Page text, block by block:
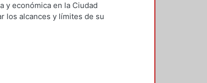
y económica en la Ciudad
los alcances y límites de su